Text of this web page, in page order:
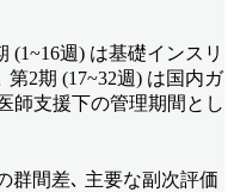
(1~16週) は基礎インスリ
2期 (17~32週) は国内ガ
師支援下の管理期間とし
群間差､ 主要な副次評価